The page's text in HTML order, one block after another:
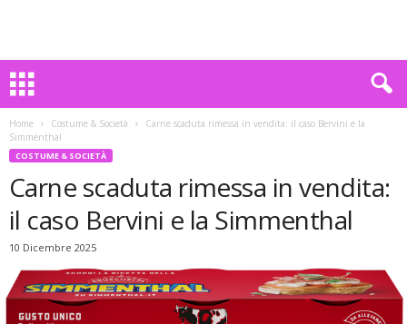
Home Costume & Società
Carne scaduta rimessa in vendita: il caso Bervini e la
Simmenthal
COSTUME & SOCIETÀ
Carne scaduta rimessa in vendita:
il caso Bervini e la Simmenthal
10 Dicembre 2025